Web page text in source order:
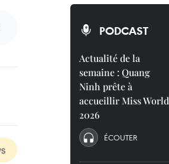
PODCAST
Actualité de la
semaine : Quang
Ninh prête à
accueillir Miss World
2026
ÉCOUTER